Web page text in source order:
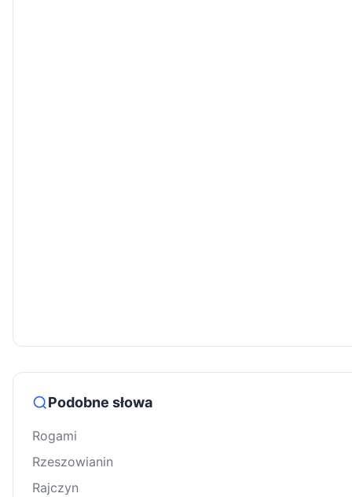
Podobne słowa
Rogami
Rzeszowianin
Rajczyn